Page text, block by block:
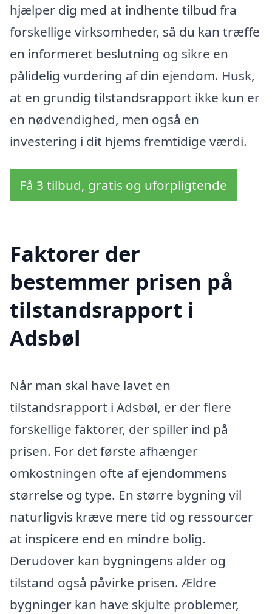
hjælper dig med at indhente tilbud fra
forskellige virksomheder, så du kan træffe
en informeret beslutning og sikre en
pålidelig vurdering af din ejendom. Husk,
at en grundig tilstandsrapport ikke kun er
en nødvendighed, men også en
investering i dit hjems fremtidige værdi.
Få 3 tilbud, gratis og uforpligtende
Faktorer der
bestemmer prisen på
tilstandsrapport i
Adsbøl
Når man skal have lavet en
tilstandsrapport i Adsbøl, er der flere
forskellige faktorer, der spiller ind på
prisen. For det første afhænger
omkostningen ofte af ejendommens
størrelse og type. En større bygning vil
naturligvis kræve mere tid og ressourcer
at inspicere end en mindre bolig.
Derudover kan bygningens alder og
tilstand også påvirke prisen. Ældre
bygninger kan have skjulte problemer,